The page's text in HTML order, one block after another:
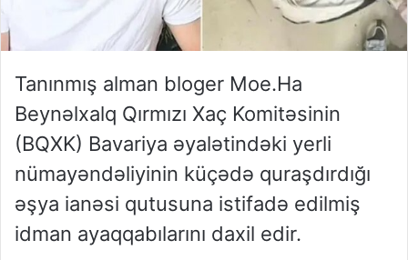
Tanınmış alman bloger Moe.Ha
Beynəlxalq Qırmızı Xaç Komitəsinin
(BQXK) Bavariya əyalətindəki yerli
nümayəndəliyinin küçədə quraşdırdığı
əşya ianəsi qutusuna istifadə edilmiş
idman ayaqqabılarını daxil edir.